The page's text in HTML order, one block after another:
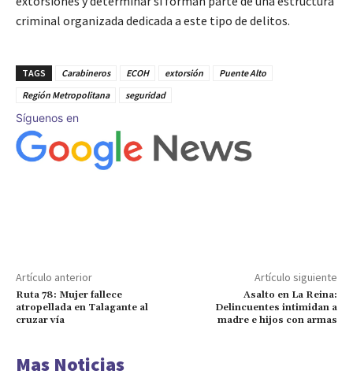
criminal organizada dedicada a este tipo de delitos.
TAGS Carabineros ECOH extorsión
Puente Alto
Región Metropolitana
seguridad
Síguenos en
Artículo anterior
Ruta 78: Mujer fallece
atropellada en Talagante al
cruzar vía
Artículo siguiente
Asalto en La Reina:
Delincuentes intimidan a
madre e hijos con armas
Mas Noticias